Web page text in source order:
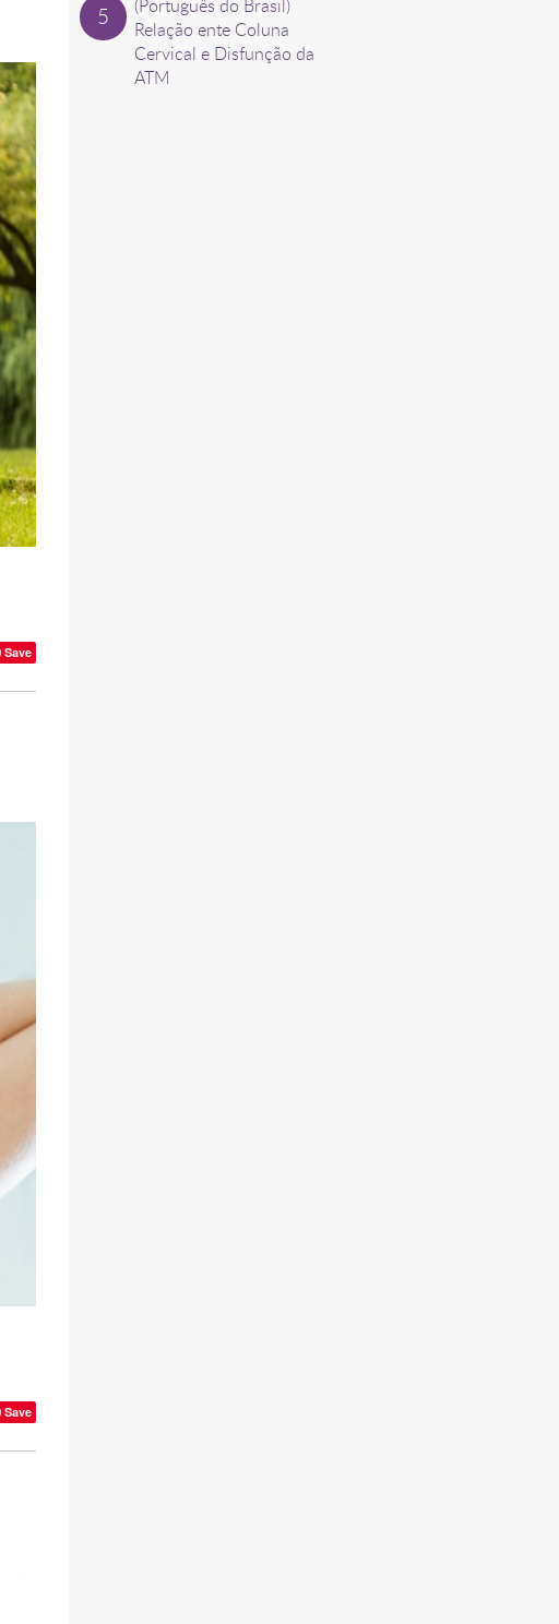
Save
Save
(Português do Brasil)
Relação ente Coluna
Cervical e Disfunção da
ATM